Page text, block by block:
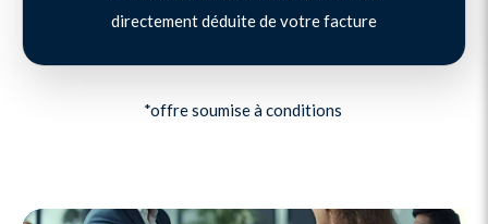
directement déduite de votre facture
*offre soumise à conditions